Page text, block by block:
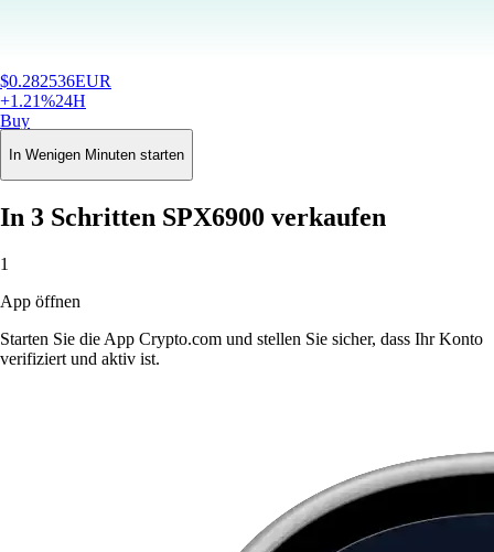
$0.282536EUR
+1.21%24H
Buy
In Wenigen Minuten starten
In 3 Schritten SPX6900 verkaufen
1
App öffnen
Starten Sie die App Crypto.com und stellen Sie sicher, dass Ihr Konto
verifiziert und aktiv ist.